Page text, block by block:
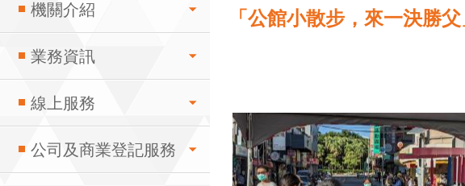
機關介紹
業務資訊
線上服務
公司及商業登記服務
「公館小散步，來一決勝